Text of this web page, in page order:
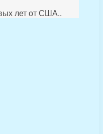
лет от США..